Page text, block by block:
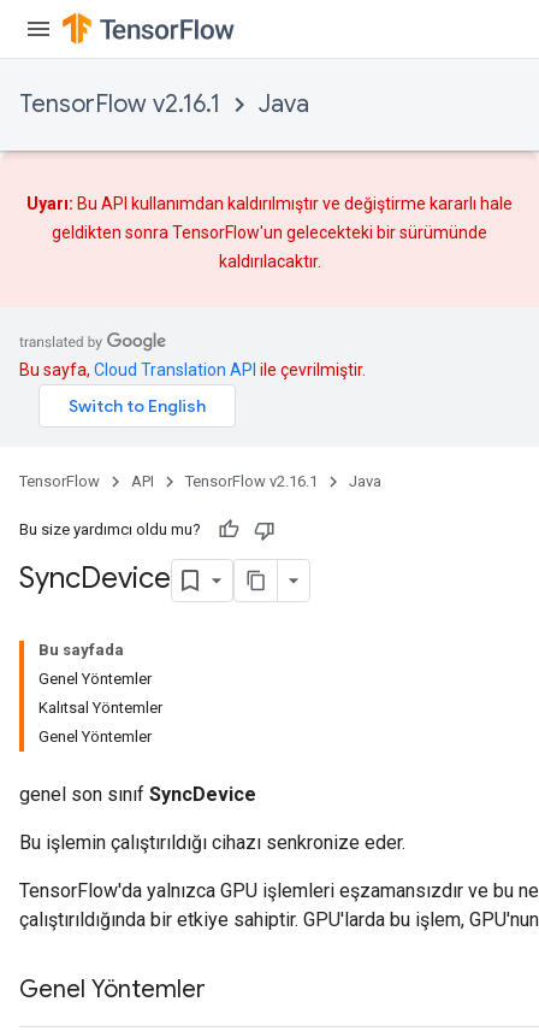
TensorFlow v2.16.1 Java
Uyarı: Bu API kullanımdan kaldırılmıştır ve değiştirme kararlı hale
geldikten sonra TensorFlow'un gelecekteki bir sürümünde
kaldırılacaktır.
Bu sayfa, Cloud Translation API ile çevrilmiştir.
TensorFlow API TensorFlow v2.16.1 Java
Bu size yardımcı oldu mu?
SyncDevice
Bu sayfada
Genel Yöntemler
Kalıtsal Yöntemler
Genel Yöntemler
genel son sınıf SyncDevice
Bu işlemin çalıştırıldığı cihazı senkronize eder.
TensorFlow'da yalnızca GPU işlemleri eşzamansızdır ve bu
çalıştırıldığında bir etkiye sahiptir. GPU'larda bu işlem,
Genel Yöntemler